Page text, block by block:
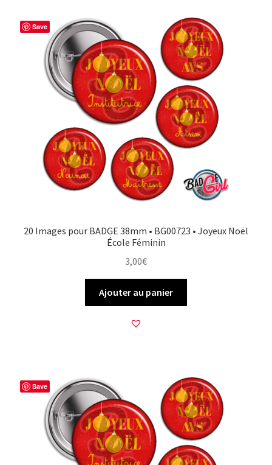
Save
20 Images pour BADGE 38mm • BG00723 • Joyeux Noël
École Féminin
3,00€
Ajouter au panier
Save